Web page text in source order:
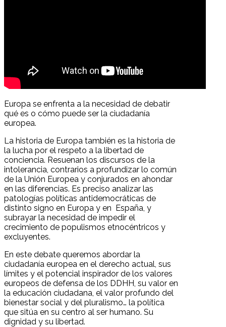
Europa se enfrenta a la necesidad de debatir
qué es o cómo puede ser la ciudadanía
europea.
La historia de Europa también es la historia de
la lucha por el respeto a la libertad de
conciencia. Resuenan los discursos de la
intolerancia, contrarios a profundizar lo común
de la Unión Europea y conjurados en ahondar
en las diferencias. Es preciso analizar las
patologías políticas antidemocráticas de
distinto signo en Europa y en España, y
subrayar la necesidad de impedir el
crecimiento de populismos etnocéntricos y
excluyentes.
En este debate queremos abordar la
ciudadanía europea en el derecho actual, sus
límites y el potencial inspirador de los valores
europeos de defensa de los DDHH, su valor en
la educación ciudadana, el valor profundo del
bienestar social y del pluralismo… la política
que sitúa en su centro al ser humano. Su
dignidad y su libertad.